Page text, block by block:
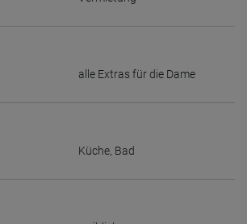
alle Extras für die Dame
Küche, Bad